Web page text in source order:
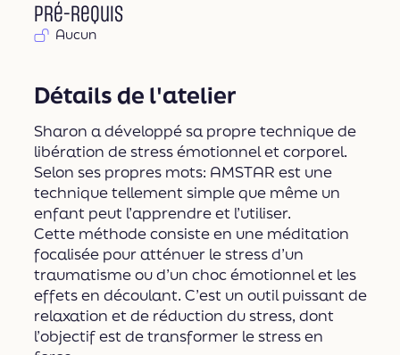
Pré-requis
Aucun
Détails de l'atelier
Sharon a développé sa propre technique de
libération de stress émotionnel et corporel.
Selon ses propres mots: AMSTAR est une
technique tellement simple que même un
enfant peut l’apprendre et l’utiliser.
Cette méthode consiste en une méditation
focalisée pour atténuer le stress d’un
traumatisme ou d’un choc émotionnel et les
effets en découlant. C’est un outil puissant de
relaxation et de réduction du stress, dont
l’objectif est de transformer le stress en